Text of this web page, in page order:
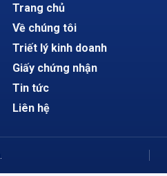
Trang chủ
Về chúng tôi
Triết lý kinh doanh
Giấy chứng nhận
Tin tức
Liên hệ